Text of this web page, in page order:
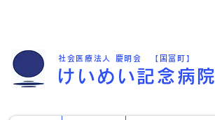
社会医療法人 慶明会 【国富町】
けいめい記念病院